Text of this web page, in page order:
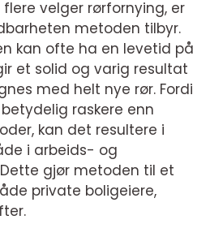
velger rørfornying, er
metoden tilbyr.
kan ofte ha en levetid på
et solid og varig resultat
med helt nye rør. Fordi
raskere enn
kan det resultere i
i arbeids- og
gjør metoden til et
private boligeiere,